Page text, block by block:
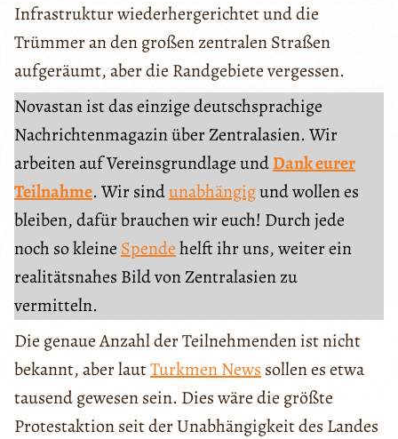
Infrastruktur wiederhergerichtet und die
Trümmer an den großen zentralen Straßen
aufgeräumt, aber die Randgebiete vergessen.
Novastan ist das einzige deutschsprachige
Nachrichtenmagazin über Zentralasien. Wir
arbeiten auf Vereinsgrundlage undDank eurer
Teilnahme. Wir sindunabhängigund wollen es
bleiben, dafür brauchen wir euch! Durch jede
noch so kleine Spendehelft ihr uns, weiter ein
realitätsnahes Bild von Zentralasien zu
vermitteln.
Die genaue Anzahl der Teilnehmenden ist nicht
bekannt, aber lautTurkmen News sollen es etwa
tausend gewesen sein. Dies wäre die größte
Protestaktion seit der Unabhängigkeit des Landes